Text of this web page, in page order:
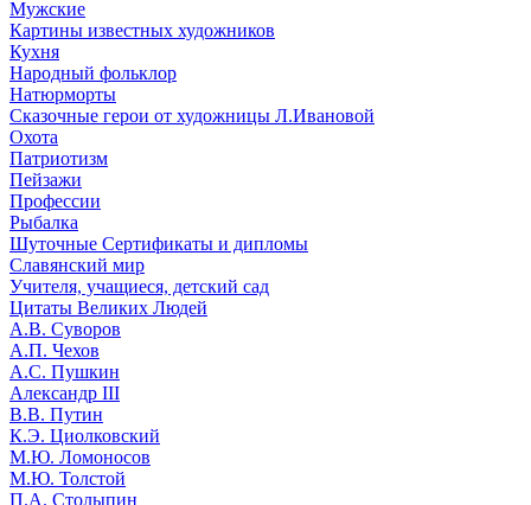
Мужские
Картины известных художников
Кухня
Народный фольклор
Натюрморты
Сказочные герои от художницы Л.Ивановой
Охота
Патриотизм
Пейзажи
Профессии
Рыбалка
Шуточные Сертификаты и дипломы
Славянский мир
Учителя, учащиеся, детский сад
Цитаты Великих Людей
А.В. Суворов
А.П. Чехов
А.С. Пушкин
Александр III
В.В. Путин
К.Э. Циолковский
М.Ю. Ломоносов
М.Ю. Толстой
П.А. Столыпин